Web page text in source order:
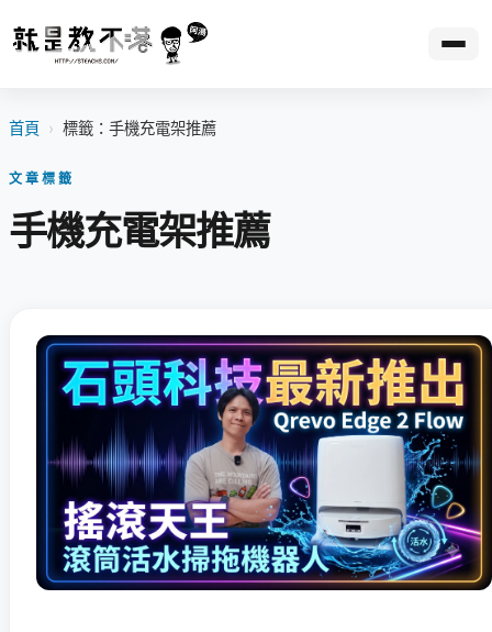
首頁 › 標籤：手機充電架推薦
文章標籤
手機充電架推薦